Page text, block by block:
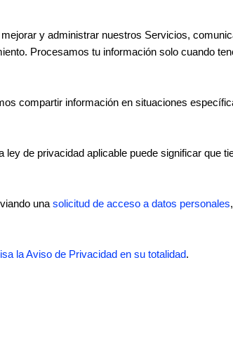
y administrar nuestros Servicios,
Procesamos tu información solo cuando
compartir información en situaciones
ley de privacidad aplicable puede significar que
una solicitud de acceso a datos personales
la Aviso de Privacidad en su totalidad.